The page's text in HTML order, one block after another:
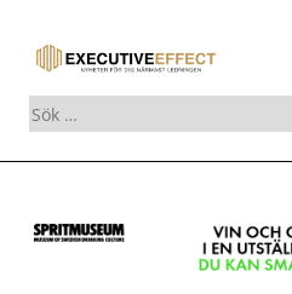
Sök
efter:
to